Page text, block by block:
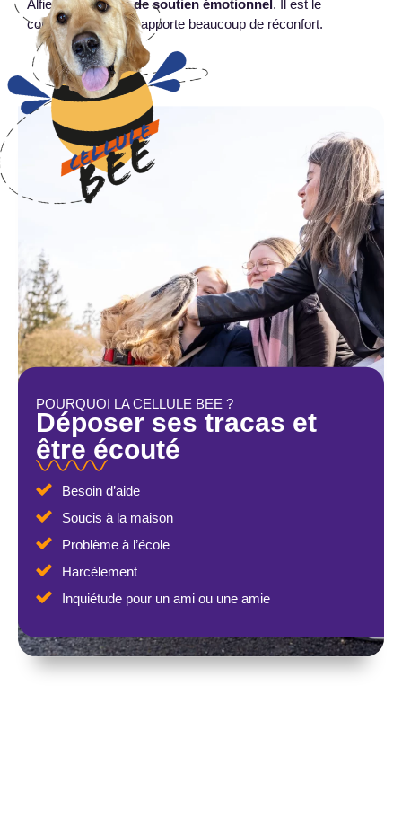
Alfie,notre chien de soutien émotionnel. Il est le
confident discret et apporte beaucoup de réconfort.
POURQUOI LA CELLULE BEE ?
Déposer ses tracas et
être écouté
Besoin d’aide
Soucis à la maison
Problème à l’école
Harcèlement
Inquiétude pour un ami ou une amie